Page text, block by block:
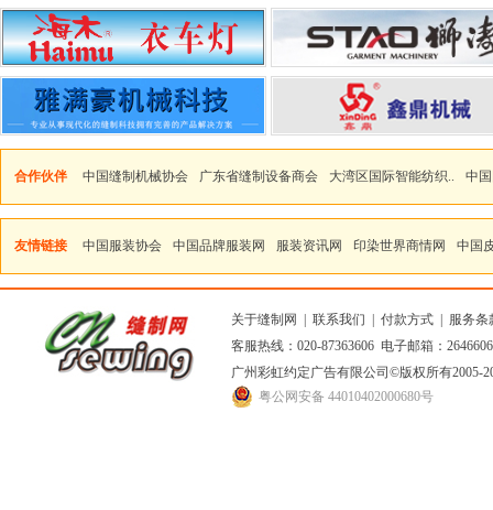
合作伙伴 中国缝制机械协会 广东省缝制设备商会 大湾区国际智能纺织.. 中
友情链接 中国服装协会 中国品牌服装网 服装资讯网 印染世界商情网 中国
关于缝制网 联系我们 付款方式
服务条
客服热线：020-87363606 电子邮箱：
广州彩虹约定广告有限公司 ©版权所有2005-
粤公网安备 44010402000680号